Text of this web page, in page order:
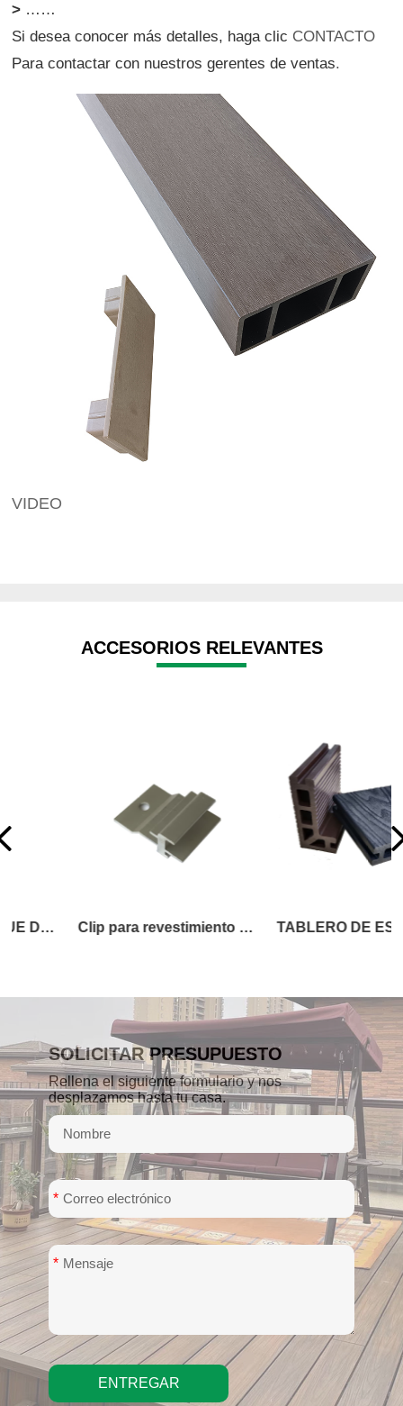
> ……
Si desea conocer más detalles, haga clic CONTACTO
Para contactar con nuestros gerentes de ventas.
VIDEO
ACCESORIOS RELEVANTES
Clip para revestimiento de pared TABLERO DE ESCALERA O FASCIA
SOLICITAR PRESUPUESTO
Rellena el siguiente formulario y nos
desplazamos hasta tu casa.
*
*
ENTREGAR